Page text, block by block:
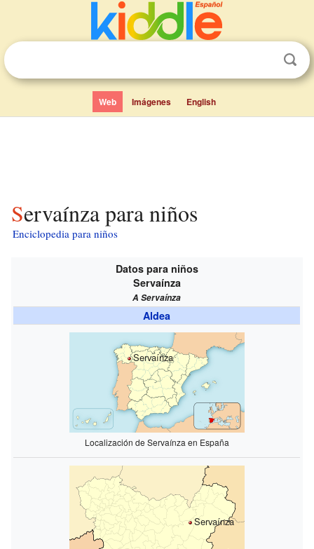
Web Imágenes English
Servaínza para niños
Enciclopedia para niños
Datos para niños
Servaínza
A Servaínza
Aldea
Servaínza
Localización de Servaínza en España
Servaínza